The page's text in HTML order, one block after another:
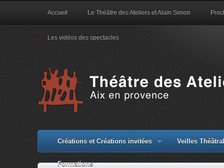
Accueil Le Théâtre des Ateliers et Alain Simon
Les vidéos des spectacles
Créations et Créations invitées Veilles
Formations